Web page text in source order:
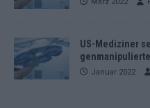
US-Mediziner
Januar 2022